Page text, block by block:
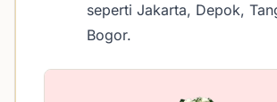
seperti Jakarta, Depok,
Bogor.